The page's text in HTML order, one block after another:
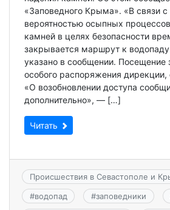
«Заповедного Крыма». «В связи
вероятностью осыпных
камней в целях безопасности
закрывается маршрут к
указано в сообщении. Посещение
особого распоряжения
«О возобновлении доступа
дополнительно», — […]
Читать
Происшествия в Севастополе и
#водопад #заповедники